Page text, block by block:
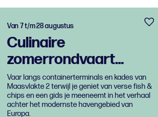
Culinaire
zomerrondvaart
Portlantis: Fish &
Ships
Van 7 t/m 28 augustus
Vaar langs containerterminals en kades van
Maasvlakte 2 terwijl je geniet van verse fish &
chips en een gids je meeneemt in het verhaal
achter het modernste havengebied van
Europa.